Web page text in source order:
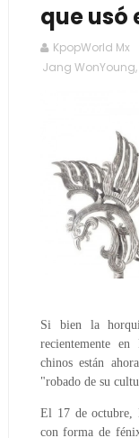
que usó
KpopWorld Mx
Jang WonYoung,
Si bien la
recientemente
chinos están
"robado de su
El 17 de octubre,
con forma de